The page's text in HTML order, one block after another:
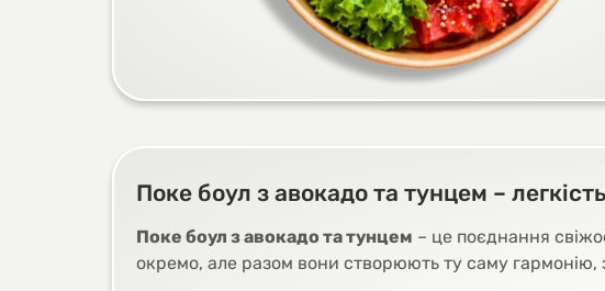
Поке боул з авокадо та тунцем –
Поке боул з авокадо та тунцем – це поєднання
окремо, але разом вони створюють ту саму гармонію,